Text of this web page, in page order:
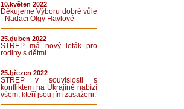
10.květen 2022
Děkujeme Výboru dobré vůle
- Nadaci Olgy Havlové
25.duben 2022
STŘEP má nový leták pro
rodiny s dětmi…
25.březen 2022
STŘEP v souvislosti s
konfliktem na Ukrajině nabízí
všem, kteří jsou jím zasaženi: